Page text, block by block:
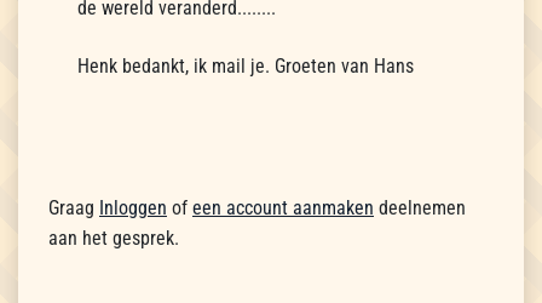
de wereld veranderd........
Henk bedankt, ik mail je. Groeten van Hans
Graag Inloggen of een account aanmaken deelnemen
aan het gesprek.